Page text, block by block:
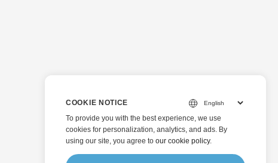
COOKIE NOTICE
To provide you with the best experience, we use
cookies for personalization, analytics, and ads. By
using our site, you agree to our cookie policy.